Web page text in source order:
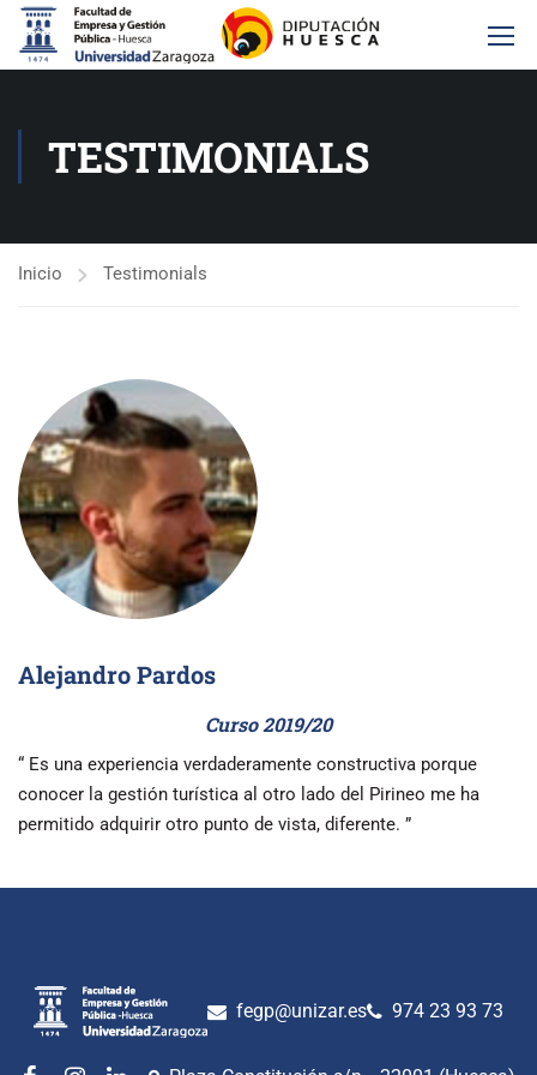
TESTIMONIALS
Inicio Testimonials
Alejandro Pardos
Curso 2019/20
“ Es una experiencia verdaderamente constructiva porque
conocer la gestión turística al otro lado del Pirineo me ha
permitido adquirir otro punto de vista, diferente. ”
fegp@unizar.es 974 23 93 73